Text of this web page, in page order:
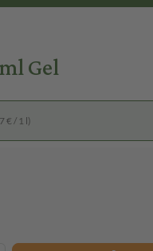
Gel
€ / 1 l)